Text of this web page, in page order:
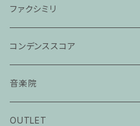
ファクシミリ
コンデンススコア
音楽院
ピアノ科３０分レッスン
OUTLET